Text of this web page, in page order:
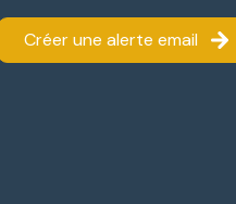
Créer une alerte email